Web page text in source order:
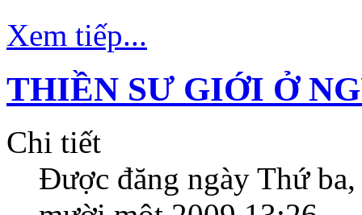
Xem tiếp...
THIỀN SƯ GIỚI Ở
Chi tiết
Được đăng ngày Thứ